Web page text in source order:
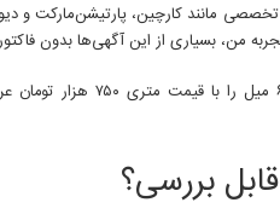
مانند کارچین، پارتیشن‌مارکت و
تجربه من، بسیاری از این آگهی‌ها
مثلاً یک فروشنده در دیوار
بررسی؟